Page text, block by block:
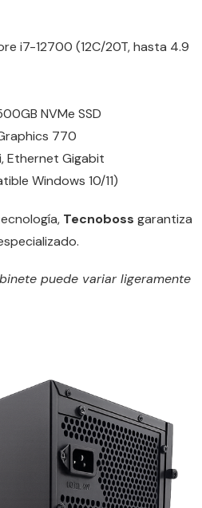
i7-12700 (12C/20T, hasta 4.9
NVMe SSD
770
Ethernet Gigabit
Windows 10/11)
Tecnoboss garantiza
puede variar ligeramente